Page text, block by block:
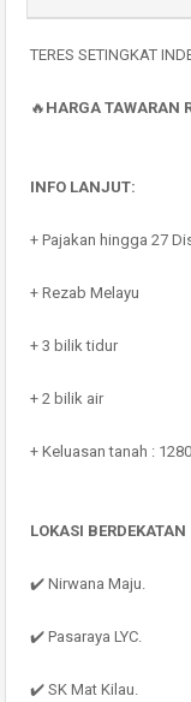
TERES SETINGKAT
🔥 HARGA TAWARAN
INFO LANJUT:
+ Pajakan hingga 27
+ Rezab Melayu
+ 3 bilik tidur
+ 2 bilik air
+ Keluasan tanah :
LOKASI BERDEKATAN
✔️ Nirwana Maju.
✔️ Pasaraya LYC.
✔️ SK Mat Kilau.